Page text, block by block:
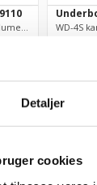
Detaljer
cookies